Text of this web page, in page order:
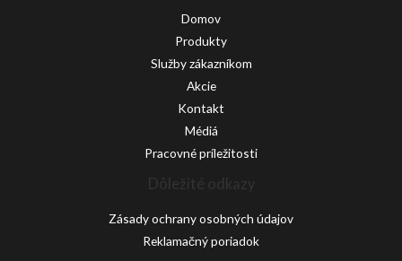
Domov
Produkty
Služby zákazníkom
Akcie
Kontakt
Médiá
Pracovné príležitosti
Dôležité odkazy
Zásady ochrany osobných údajov
Reklamačný poriadok